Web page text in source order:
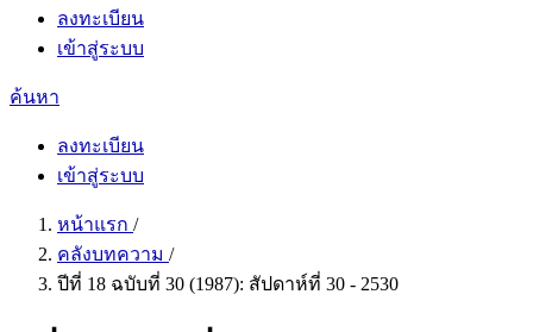
ลงทะเบียน
เข้าสู่ระบบ
ค้นหา
ลงทะเบียน
เข้าสู่ระบบ
หน้าแรก /
คลังบทความ /
ปีที่ 18 ฉบับที่ 30 (1987): สัปดาห์ที่ 30 - 2530